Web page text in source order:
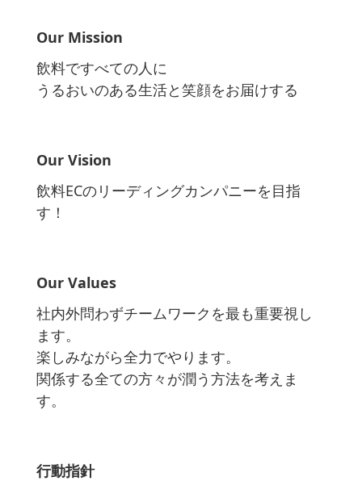
Our Mission
飲料ですべての人に
うるおいのある生活と笑顔をお届けする
Our Vision
飲料ECのリーディングカンパニーを目指
す！
Our Values
社内外問わずチームワークを最も重要視し
ます。
楽しみながら全力でやります。
関係する全ての方々が潤う方法を考えま
す。
行動指針